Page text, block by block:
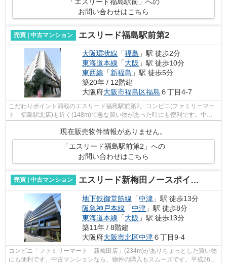
お問い合わせはこちら
売買 | 中古マンション エスリード福島駅前第2
大阪環状線 「福島 」駅 徒歩2分
東海道本線 「大阪 」駅 徒歩10分
東西線 「新福島 」駅 徒歩5分
築20年 / 12階建
大阪府大阪市福島区福島 ６丁目4-7
こだわりポイント満載のエスリード福島駅前第2。コンビニ(ファミリーマー
ト 福島駅北店)も近く(148m)て急な買い物があった時にも便利です。中古
でありながら、綺麗で機能的な設備のあ...
現在販売物件情報がありません。
「エスリード福島駅前第2」への
お問い合わせはこちら
売買 | 中古マンション エスリード新梅田ノースポイント
地下鉄御堂筋線 「中津 」駅 徒歩13分
阪急神戸本線 「中津 」駅 徒歩8分
東海道本線 「大阪 」駅 徒歩13分
築11年 / 8階建
大阪府大阪市北区中津６丁目9-4
コンビニ「ファミリーマート 新梅田店」(234m)がありちょっとした買い物
にも便利です。中古マンションなら、物件の購入もスムーズです。平成26年